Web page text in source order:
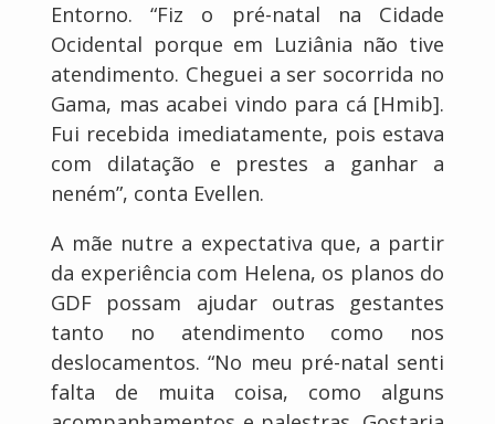
Entorno. “Fiz o pré-natal na Cidade
Ocidental porque em Luziânia não tive
atendimento. Cheguei a ser socorrida no
Gama, mas acabei vindo para cá [Hmib].
Fui recebida imediatamente, pois estava
com dilatação e prestes a ganhar a
neném”, conta Evellen.
A mãe nutre a expectativa que, a partir
da experiência com Helena, os planos do
GDF possam ajudar outras gestantes
tanto no atendimento como nos
deslocamentos. “No meu pré-natal senti
falta de muita coisa, como alguns